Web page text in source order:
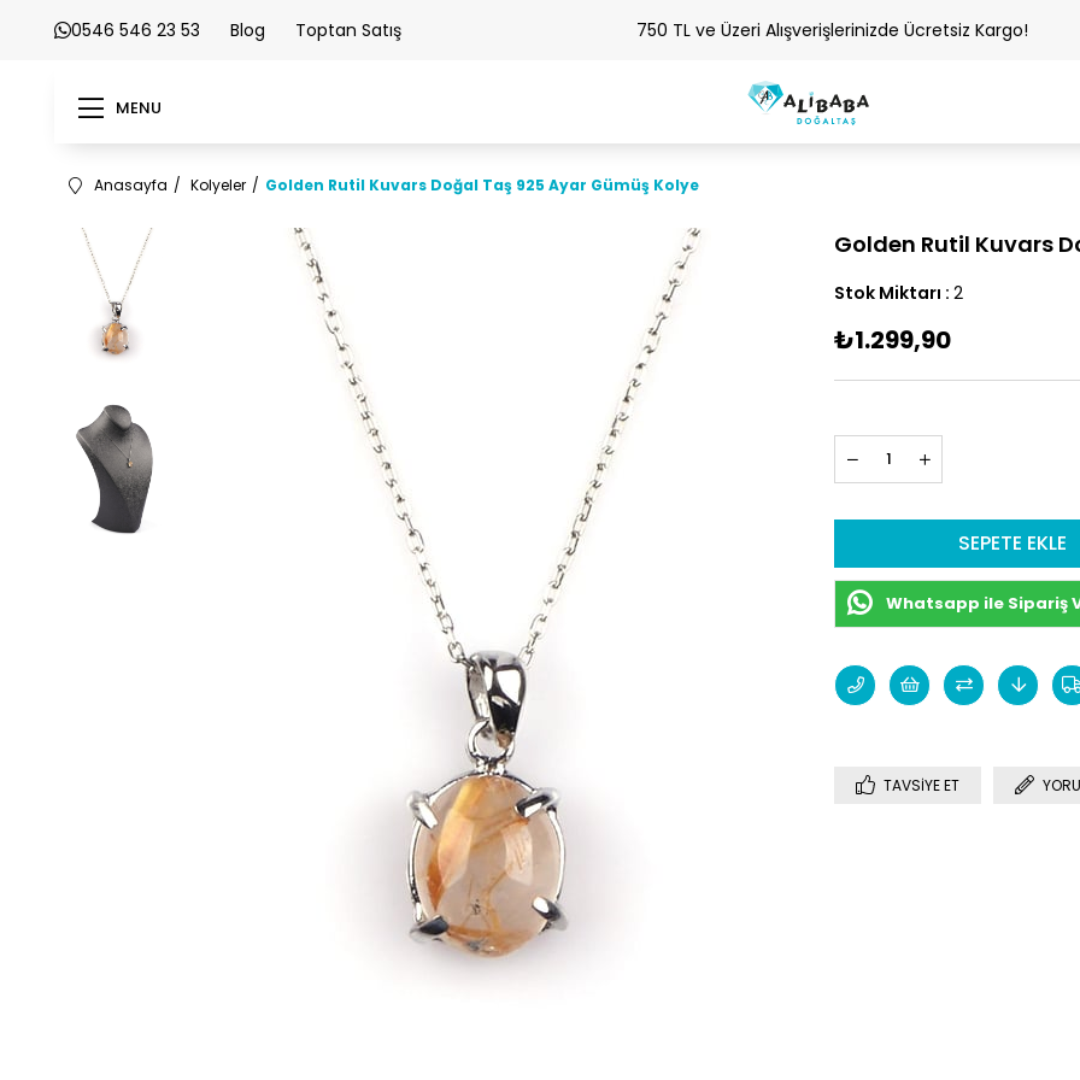
0546 546 23 53 Blog Toptan Satış 750 TL ve Üzeri Alışverişlerinizde Ücretsiz Kargo!
MENU
Anasayfa Kolyeler Golden Rutil Kuvars Doğal Taş 925 Ayar Gümüş Kolye
Golden Rutil Kuvars
Stok Miktarı : 2
₺1.299,90
Whatsapp ile Sipariş
TAVSIYE ET